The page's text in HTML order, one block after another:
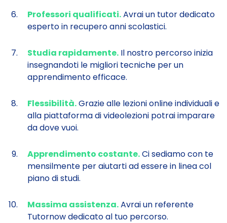
Professori qualificati.Avrai un tutor dedicato
esperto in recupero anni scolastici.
Studia rapidamente. Il nostro percorso inizia
insegnandoti le migliori tecniche per un
apprendimento efficace.
Flessibilità.Grazie alle lezioni online individuali e
alla piattaforma di videolezioni potrai imparare
da dove vuoi.
Apprendimento costante.Ci sediamo con te
mensilmente per aiutarti ad essere in linea col
piano di studi.
Massima assistenza.Avrai un referente
Tutornow dedicato al tuo percorso.